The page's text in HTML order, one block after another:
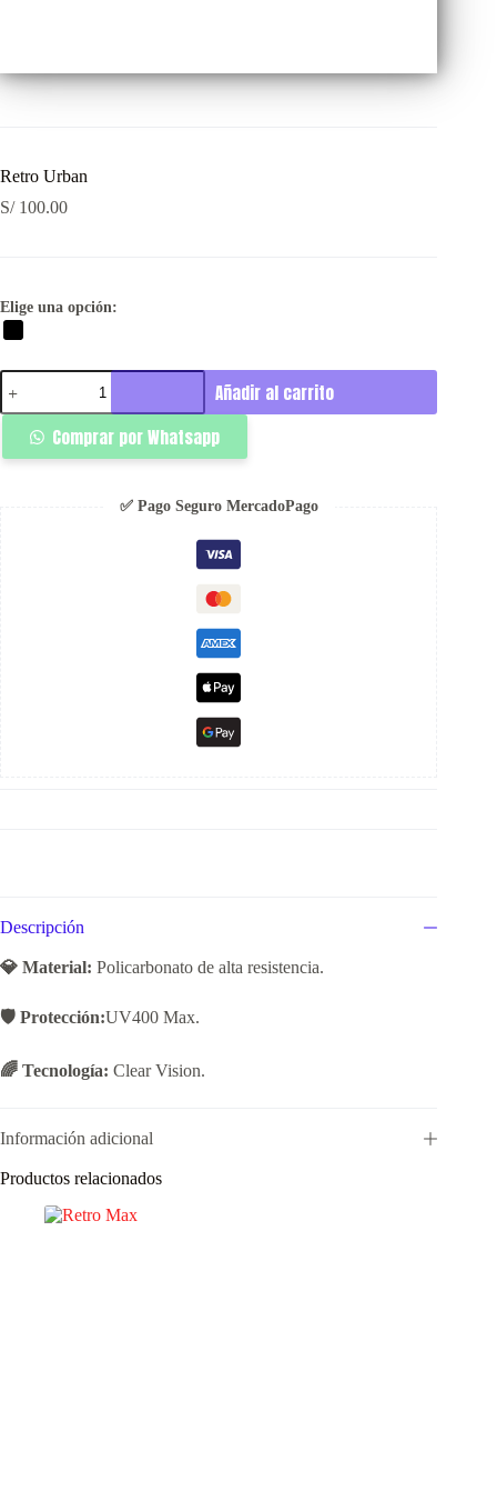
Retro Urban
S/100.00
Elige una opción:
Retro
Urban
cantidad
Añadir al carrito
Comprar por Whatsapp
✅ Pago Seguro MercadoPago
Descripción
💎 Material: Policarbonato de alta resistencia.
🛡️ Protección:UV400 Max.
🌈 Tecnología: Clear Vision.
Información adicional
Productos relacionados